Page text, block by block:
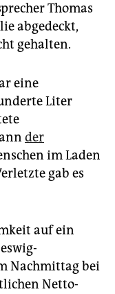
Thomas
abgedeckt,
gehalten.
eine
Liter
der
im Laden
gab es
auf ein
Nachmittag bei
Netto-